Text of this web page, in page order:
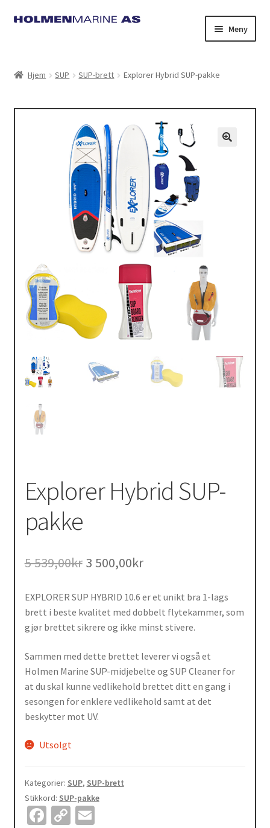
Hopp
Hopp
Meny
Hjem SUP SUP-brett Explorer Hybrid SUP-pakke
Explorer Hybrid SUP-
pakke
5 539,00kr Opprinnelig
var:
5
539,00kr.
3 500,00krNåværende
er:
3
500,00kr.
EXPLORER SUP HYBRID 10.6 er et unikt bra 1-lags
brett i beste kvalitet med dobbelt flytekammer, som
gjør brettet sikrere og ikke minst stivere.
Sammen med dette brettet leverer vi også et
Holmen Marine SUP-midjebelte og SUP Cleaner for
at du skal kunne vedlikehold brettet ditt en gang i
sesongen for enklere vedlikehold samt at det
beskytter mot UV.
Utsolgt
Kategorier: SUP, SUP-brett
Stikkord: SUP-pakke
Fa C E